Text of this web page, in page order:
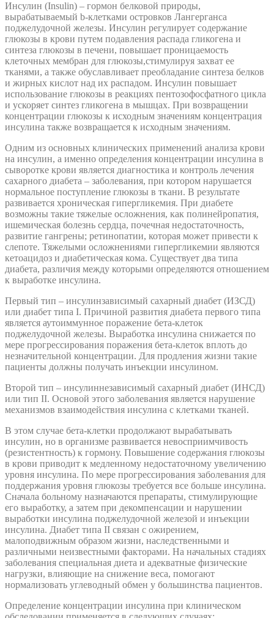
Инсулин (Insulin) – гормон белковой природы,
вырабатываемый b-клетками островков Лангерганса
поджелудочной железы. Инсулин регулирует содержание
глюкозы в крови путем подавления распада гликогена и
синтеза глюкозы в печени, повышает проницаемость
клеточных мембран для глюкозы,стимулируя захват ее
тканями, а также обуславливает преобладание синтеза белков
и жирных кислот над их распадом. Инсулин повышает
использование глюкозы в реакциях пентозофосфатного цикла
и ускоряет синтез гликогена в мышцах. При возвращении
концентрации глюкозы к исходным значениям концентрация
инсулина также возвращается к исходным значениям.
Одним из основных клинических применений анализа крови
на инсулин, а именно определения концентрации инсулина в
сыворотке крови является диагностика и контроль лечения
сахарного диабета – заболевания, при котором нарушается
нормальное поступление глюкозы в ткани. В результате
развивается хроническая гипергликемия. При диабете
возможны такие тяжелые осложнения, как полинейропатия,
ишемическая болезнь сердца, почечная недостаточность,
развитие гангрены; ретинопатии, которая может привести к
слепоте. Тяжелыми осложнениями гипергликемии являются
кетоацидоз и диабетическая кома. Существует два типа
диабета, различия между которыми определяются отношением
к выработке инсулина.
Первый тип – инсулинзависимый сахарный диабет (ИЗСД)
или диабет типа I. Причиной развития диабета первого типа
является аутоиммунное поражение бета-клеток
поджелудочной железы. Выработка инсулина снижается по
мере прогрессирования поражения бета-клеток вплоть до
незначительной концентрации. Для продления жизни такие
пациенты должны получать инъекции инсулином.
Второй тип – инсулиннезависимый сахарный диабет (ИНСД)
или тип II. Основой этого заболевания является нарушение
механизмов взаимодействия инсулина с клетками тканей.
В этом случае бета-клетки продолжают вырабатывать
инсулин, но в организме развивается невосприимчивость
(резистентность) к гормону. Повышение содержания глюкозы
в крови приводит к медленному недостаточному увеличению
уровня инсулина. По мере прогрессирования заболевания для
поддержания уровня глюкозы требуется все больше инсулина.
Сначала больному назначаются препараты, стимулирующие
его выработку, а затем при декомпенсации и нарушении
выработки инсулина поджелудочной железой и инъекции
инсулина. Диабет типа II связан с ожирением,
малоподвижным образом жизни, наследственными и
различными неизвестными факторами. На начальных стадиях
заболевания специальная диета и адекватные физические
нагрузки, влияющие на снижение веса, помогают
нормализовать углеводный обмен у большинства пациентов.
Определение концентрации инсулина при клиническом